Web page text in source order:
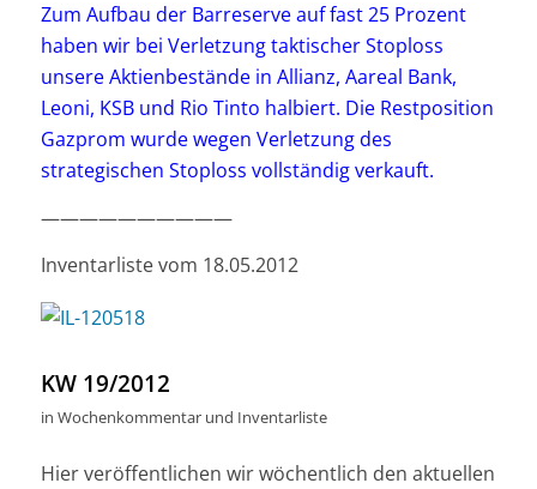
Zum Aufbau der Barreserve auf fast 25 Prozent
haben wir bei Verletzung taktischer Stoploss
unsere Aktienbestände in Allianz, Aareal Bank,
Leoni, KSB und Rio Tinto halbiert. Die Restposition
Gazprom wurde wegen Verletzung des
strategischen Stoploss vollständig verkauft.
——————————
Inventarliste vom 18.05.2012
KW 19/2012
in Wochenkommentar und Inventarliste
Hier veröffentlichen wir wöchentlich den aktuellen